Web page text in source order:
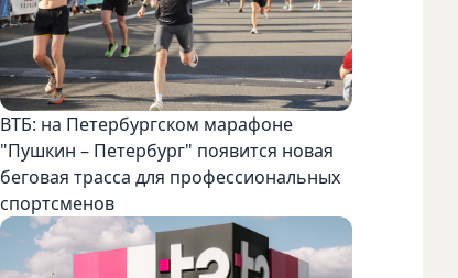
ВТБ: на Петербургском марафоне
"Пушкин – Петербург" появится новая
беговая трасса для профессиональных
спортсменов